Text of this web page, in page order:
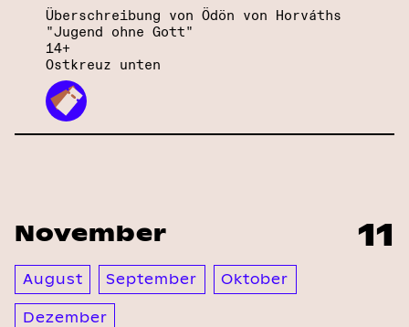
Überschreibung von Ödön von Horváths
"Jugend ohne Gott"
14+
Ostkreuz unten
November 11
August September Oktober
Dezember